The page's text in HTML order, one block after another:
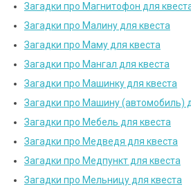
Загадки про Магнитофон для
Загадки про Малину для квеста
Загадки про Маму для квеста
Загадки про Мангал для квеста
Загадки про Машинку для квеста
Загадки про Машину (автомобиль)
Загадки про Мебель для квеста
Загадки про Медведя для квеста
Загадки про Медпункт для квеста
Загадки про Мельницу для квеста